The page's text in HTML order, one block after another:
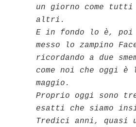
un giorno come
altri.
E in fondo lo è, poi
messo lo zampino
ricordando a due
come noi che oggi è
maggio.
Proprio oggi sono
esatti che siamo
Tredici anni, quasi